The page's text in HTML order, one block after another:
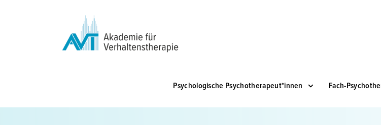
Psychologische Psychotherapeut*innen Fach-